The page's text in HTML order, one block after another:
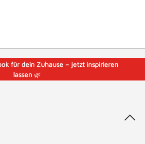
für dein Zuhause – jetzt inspirieren
lassen🌿